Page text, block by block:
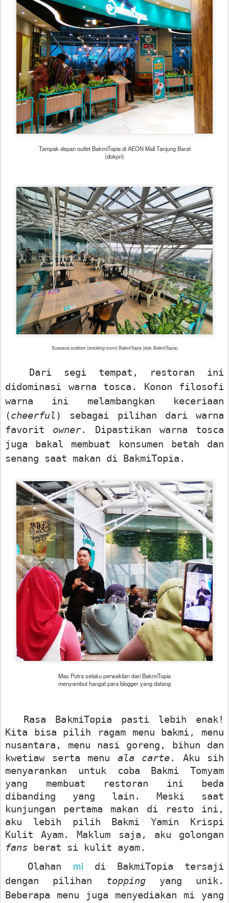
Tampak depan outlet BakmiTopia di AEON Mall Tanjung Barat
(dokpri)
Suasana outdoor (smoking room) BakmiTopia (dok. BakmiTopia)
Dari segi tempat, restoran ini
didominasi warna tosca. Konon filosofi
warna ini melambangkan keceriaan
(cheerful ) sebagai pilihan dari warna
favorit owner. Dipastikan warna tosca
juga bakal membuat konsumen betah dan
senang saat makan di BakmiTopia.
Mas Putra selaku perwakilan dari BakmiTopia
menyambut hangat para blogger yang datang
Rasa BakmiTopia pasti lebih enak!
Kita bisa pilih ragam menu bakmi, menu
nusantara, menu nasi goreng, bihun dan
kwetiaw serta menu ala carte. Aku sih
menyarankan untuk coba Bakmi Tomyam
yang membuat restoran ini beda
dibanding yang lain. Meski saat
kunjungan pertama makan di resto ini,
aku lebih pilih Bakmi Yamin Krispi
Kulit Ayam. Maklum saja, aku golongan
fans
berat si kulit ayam.
Olahan mi di BakmiTopia tersaji
dengan pilihan toppingyang unik.
Beberapa menu juga menyediakan mi yang